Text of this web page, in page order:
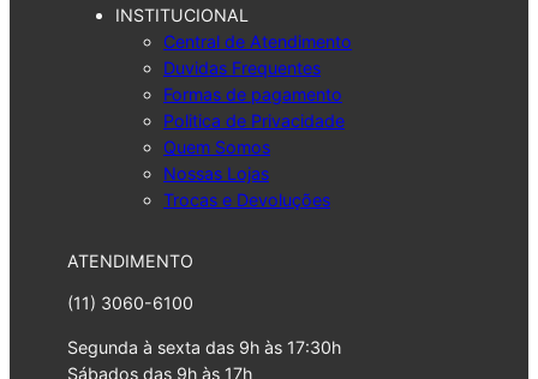
INSTITUCIONAL
Central de Atendimento
Duvidas Frequentes
Formas de pagamento
Politica de Privacidade
Quem Somos
Nossas Lojas
Trocas e Devoluções
ATENDIMENTO
(11) 3060-6100
Segunda à sexta das 9h às 17:30h
Sábados das 9h às 17h